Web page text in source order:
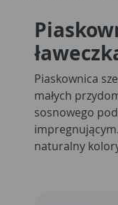
Piaskownica
małych
sosnowego
naturalny
piaskownicy